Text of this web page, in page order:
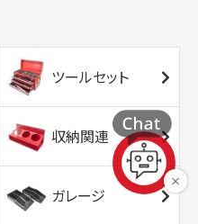
ツールセット
収納関連
ガレージ